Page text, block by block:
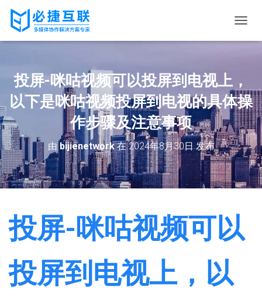
换
投屏-咪咕视频可以投屏到电视上，
以下是咪咕视频投屏到电视的具体操
作步骤及注意事项
由bijienetwork在2024年8月30日发布
投屏-咪咕视频可以
投屏到电视上，以